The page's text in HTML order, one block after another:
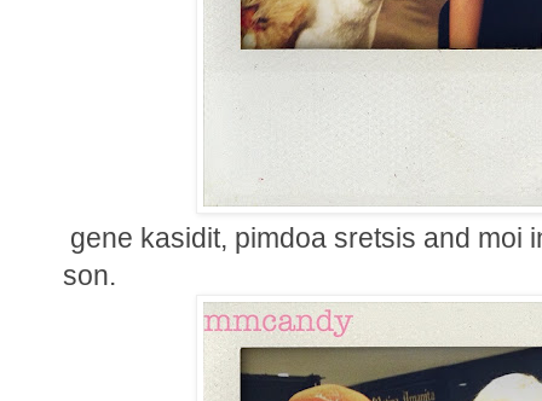
gene kasidit, pimdoa sretsis and moi
son.